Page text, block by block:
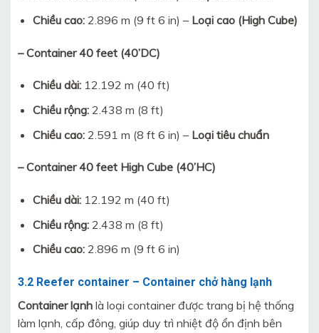
Chiều cao:2.896 m (9 ft 6 in) – Loại cao (High Cube)
– Container 40 feet (40’DC)
Chiều dài:12.192 m (40 ft)
Chiều rộng:2.438 m (8 ft)
Chiều cao:2.591 m (8 ft 6 in) – Loại tiêu chuẩn
– Container 40 feet High Cube (40’HC)
Chiều dài:12.192 m (40 ft)
Chiều rộng:2.438 m (8 ft)
Chiều cao:2.896 m (9 ft 6 in)
3.2 Reefer container – Container chở hàng lạnh
Container lạnh là loại container được trang bị hệ thống
làm lạnh, cấp đông, giúp duy trì nhiệt độ ổn định bên